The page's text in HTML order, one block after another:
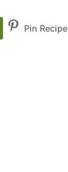
Pin Recipe